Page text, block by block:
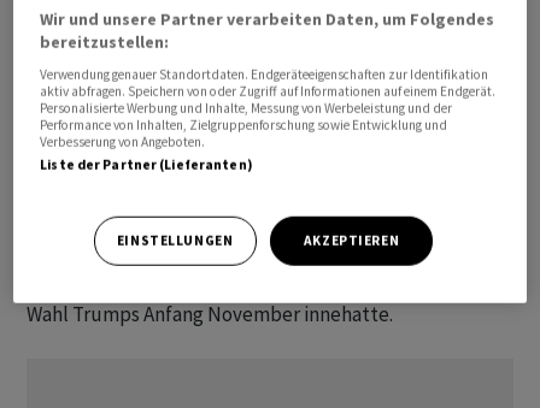
Trump gilt eigentlich als Förderer von
Digitalwährungen, allerdings konnte er bisher die
Hoffnungen der Krypto-Anhänger nicht erfüllen. So
hatte derBitcoinjust am Tag seiner Amtseinführung
mit mehr als 109.000 Dollar seinen bisher höchsten
der Unsicherheiten infolge der US-Zollpolitik bergab.
Allerdings liegt der aktuelle Kurs noch etwas mehr als
Wahl Trumps Anfang November innehatte.
Wir und unsere Partner verarbeiten Daten, um Folgendes
bereitzustellen:
Verwendung genauer Standortdaten. Endgeräteeigenschaften zur Identifikation
aktiv abfragen. Speichern von oder Zugriff auf Informationen auf einem Endgerät.
Personalisierte Werbung und Inhalte, Messung von Werbeleistung und der
Performance von Inhalten, Zielgruppenforschung sowie Entwicklung und
Verbesserung von Angeboten.
Liste der Partner (Lieferanten)
EINSTELLUNGEN AKZEPTIEREN